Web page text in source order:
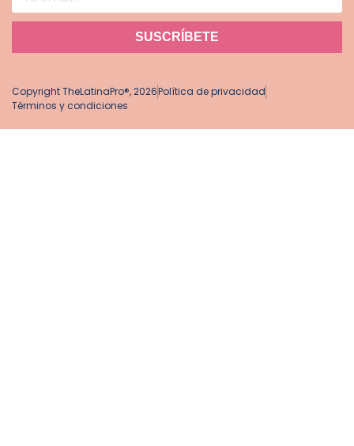
SUSCRÍBETE
Copyright TheLatinaPro®, 2026Política de privacidad
Términos y condiciones